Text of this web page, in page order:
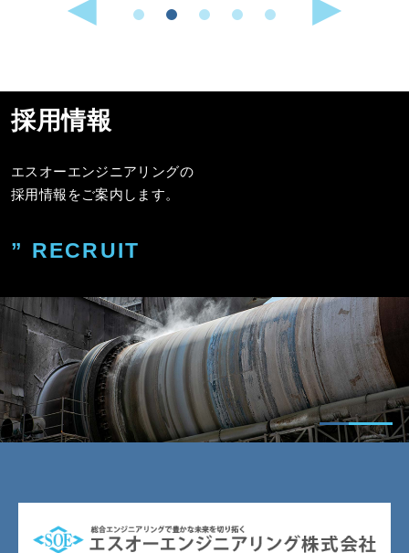
採用情報
エスオーエンジニアリングの
採用情報をご案内します。
” RECRUIT